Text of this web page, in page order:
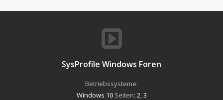
SysProfile Windows Foren
Betriebssysteme:
Windows 10Seiten: 2 3